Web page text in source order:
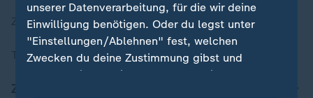
ZDFheute Stories
Themen im Überblick
unserer Datenverarbeitung, für die wir deine
Einwilligung benötigen. Oder du legst unter
"Einstellungen/Ablehnen" fest, welchen
Zwecken du deine Zustimmung gibst und
welchen nicht. Deine Datenschutzeinstellungen